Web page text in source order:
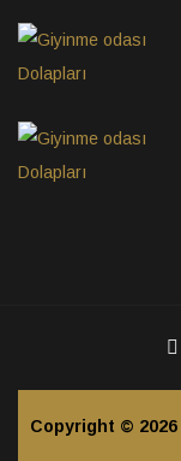
Copyright © 2026